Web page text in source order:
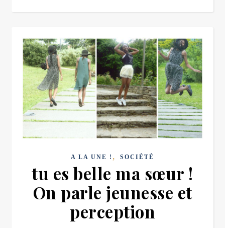
A LA UNE ! , SOCIÉTÉ
tu es belle ma sœur !
On parle jeunesse et
perception